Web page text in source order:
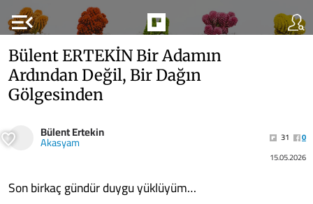
menu_open
Bülent ERTEKİN Bir Adamın
Ardından Değil, Bir Dağın
Gölgesinden
Bülent Ertekin
Akasyam 31
0
15.05.2026
Son birkaç gündür duygu yüklüyüm…